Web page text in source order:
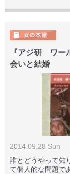
『アジ研 ワー
会いと結婚
2014.09.28 Sun
誰とどうやって知
て個人的な問題で